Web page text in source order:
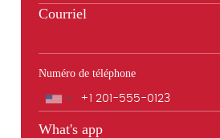
Courriel
Numéro de téléphone
Téléphone
What's app